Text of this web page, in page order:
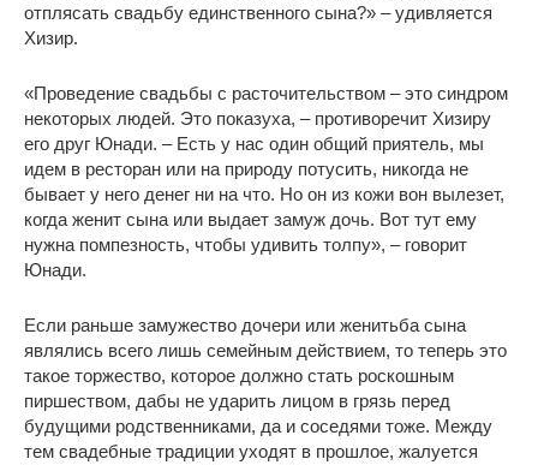
отплясать свадьбу единственного сына?» – удивляется
Хизир.
«Проведение свадьбы с расточительством – это синдром
некоторых людей. Это показуха, – противоречит Хизиру
его друг Юнади. – Есть у нас один общий приятель, мы
идем в ресторан или на природу потусить, никогда не
бывает у него денег ни на что. Но он из кожи вон вылезет,
когда женит сына или выдает замуж дочь. Вот тут ему
нужна помпезность, чтобы удивить толпу», – говорит
Юнади.
Если раньше замужество дочери или женитьба сына
являлись всего лишь семейным действием, то теперь это
такое торжество, которое должно стать роскошным
пиршеством, дабы не ударить лицом в грязь перед
будущими родственниками, да и соседями тоже. Между
тем свадебные традиции уходят в прошлое, жалуется